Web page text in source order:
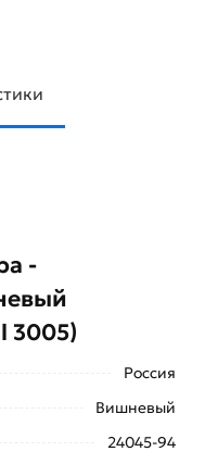
-
3005)
Россия
Вишневый
24045-94